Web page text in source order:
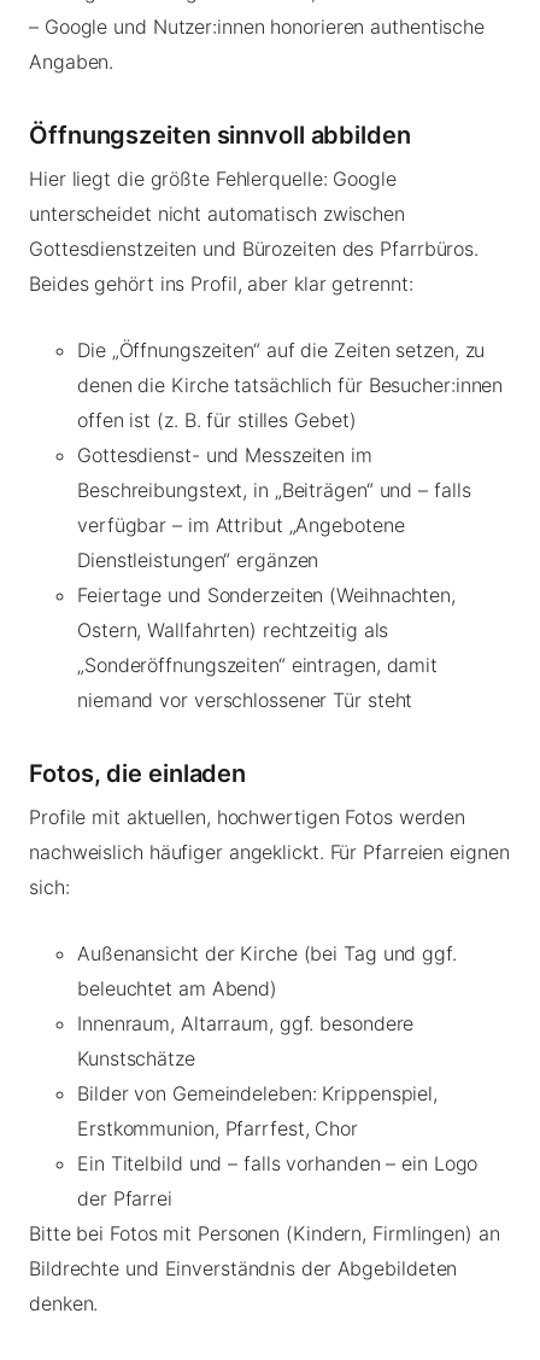
– Google und Nutzer:innen honorieren authentische
Angaben.
Öffnungszeiten sinnvoll abbilden
Hier liegt die größte Fehlerquelle: Google
unterscheidet nicht automatisch zwischen
Gottesdienstzeiten und Bürozeiten des Pfarrbüros.
Beides gehört ins Profil, aber klar getrennt:
Die „Öffnungszeiten“ auf die Zeiten setzen, zu
denen die Kirche tatsächlich für Besucher:innen
offen ist (z. B. für stilles Gebet)
Gottesdienst- und Messzeiten im
Beschreibungstext, in „Beiträgen“ und – falls
verfügbar – im Attribut „Angebotene
Dienstleistungen“ ergänzen
Feiertage und Sonderzeiten (Weihnachten,
Ostern, Wallfahrten) rechtzeitig als
„Sonderöffnungszeiten“ eintragen, damit
niemand vor verschlossener Tür steht
Fotos, die einladen
Profile mit aktuellen, hochwertigen Fotos werden
nachweislich häufiger angeklickt. Für Pfarreien eignen
sich:
Außenansicht der Kirche (bei Tag und ggf.
beleuchtet am Abend)
Innenraum, Altarraum, ggf. besondere
Kunstschätze
Bilder von Gemeindeleben: Krippenspiel,
Erstkommunion, Pfarrfest, Chor
Ein Titelbild und – falls vorhanden – ein Logo
der Pfarrei
Bitte bei Fotos mit Personen (Kindern, Firmlingen) an
Bildrechte und Einverständnis der Abgebildeten
denken.